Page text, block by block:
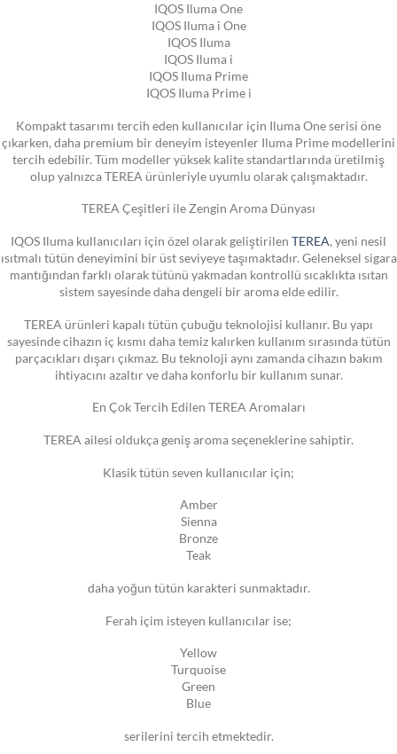
IQOS Iluma One
IQOS Iluma i One
IQOS Iluma
IQOS Iluma i
IQOS Iluma Prime
IQOS Iluma Prime i
Kompakt tasarımı tercih eden kullanıcılar için Iluma One serisi öne
çıkarken, daha premium bir deneyim isteyenler Iluma Prime modellerini
tercih edebilir. Tüm modeller yüksek kalite standartlarında üretilmiş
olup yalnızca TEREA ürünleriyle uyumlu olarak çalışmaktadır.
TEREA Çeşitleri ile Zengin Aroma Dünyası
IQOS Iluma kullanıcıları için özel olarak geliştirilen TEREA, yeni nesil
ısıtmalı tütün deneyimini bir üst seviyeye taşımaktadır. Geleneksel sigara
mantığından farklı olarak tütünü yakmadan kontrollü sıcaklıkta ısıtan
sistem sayesinde daha dengeli bir aroma elde edilir.
TEREA ürünleri kapalı tütün çubuğu teknolojisi kullanır. Bu yapı
sayesinde cihazın iç kısmı daha temiz kalırken kullanım sırasında tütün
parçacıkları dışarı çıkmaz. Bu teknoloji aynı zamanda cihazın bakım
ihtiyacını azaltır ve daha konforlu bir kullanım sunar.
En Çok Tercih Edilen TEREA Aromaları
TEREA ailesi oldukça geniş aroma seçeneklerine sahiptir.
Klasik tütün seven kullanıcılar için;
Amber
Sienna
Bronze
Teak
daha yoğun tütün karakteri sunmaktadır.
Ferah içim isteyen kullanıcılar ise;
Yellow
Turquoise
Green
Blue
serilerini tercih etmektedir.